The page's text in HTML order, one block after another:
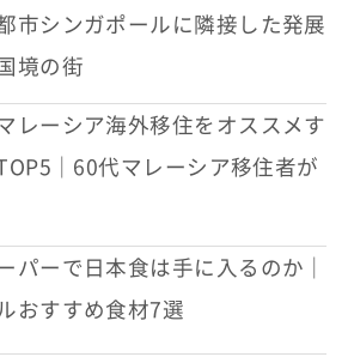
市シンガポールに隣接した発展
境の街
レーシア海外移住をオススメす
｜60代マレーシア移住者が
パーで日本食は手に入るのか｜
おすすめ食材7選